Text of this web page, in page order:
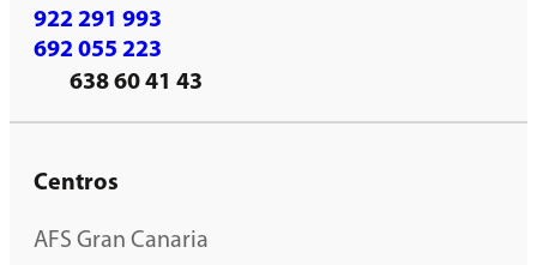
922 291 993
692 055 223
638 60 41 43
Centros
AFS Gran Canaria